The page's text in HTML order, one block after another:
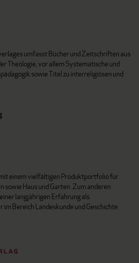
umfasst Bücher und Zeitschriften aus
Theologie, vor allem Systematische und
sowie Titel zu interreligiösen und
einem vielfältigen Produktportfolio für
sowie Haus und Garten. Zum anderen
langjährigen Erfahrung als
Bereich Landeskunde und Geschichte.